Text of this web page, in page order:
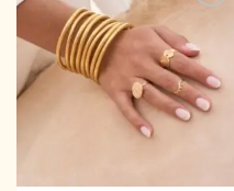
liste
d’envies